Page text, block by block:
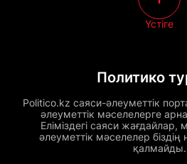
Политико
Politico.kz саяси-әлеуметтік
әлеуметтік мәселелерге
Еліміздегі саяси
әлеуметтік мәселелер
қалмайды.
Үстіге